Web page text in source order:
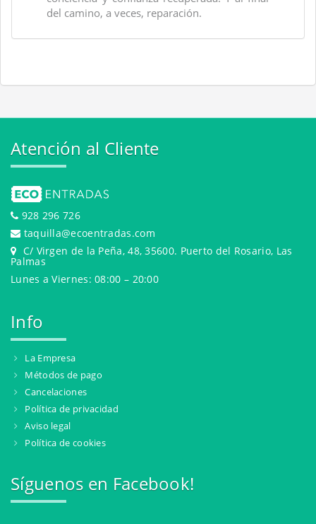
del camino, a veces, reparación.
Atención al Cliente
928 296 726
taquilla@ecoentradas.com
C/ Virgen de la Peña, 48, 35600. Puerto del Rosario, Las
Palmas
Lunes a Viernes: 08:00 – 20:00
Info
La Empresa
Métodos de pago
Cancelaciones
Política de privacidad
Aviso legal
Política de cookies
Síguenos en Facebook!